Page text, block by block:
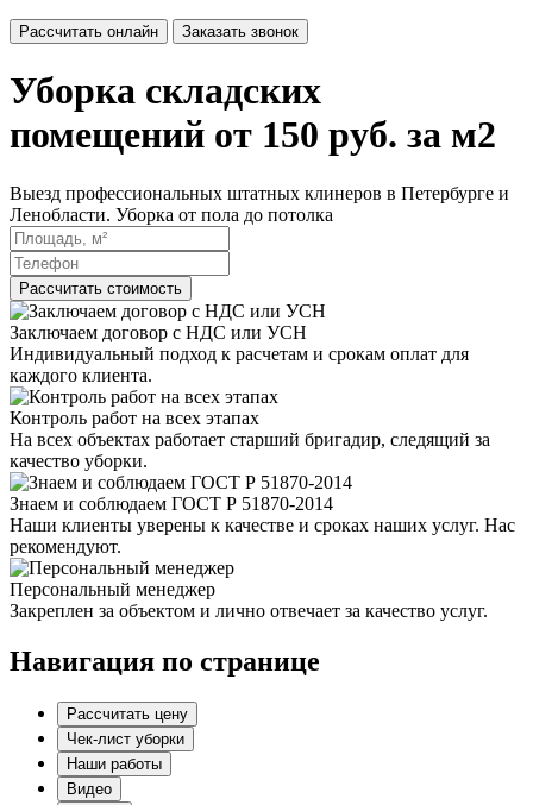
Рассчитать онлайн Заказать звонок
Уборка складских
помещений от 150 руб. за м2
Выезд профессиональных штатных клинеров в Петербурге и
Ленобласти. Уборка от пола до потолка
Рассчитать стоимость
Заключаем договор с НДС или УСН
Индивидуальный подход к расчетам и срокам оплат для
каждого клиента.
Контроль работ на всех этапах
На всех объектах работает старший бригадир, следящий за
качество уборки.
Знаем и соблюдаем ГОСТ Р 51870-2014
Наши клиенты уверены к качестве и сроках наших услуг. Нас
рекомендуют.
Персональный менеджер
Закреплен за объектом и лично отвечает за качество услуг.
Навигация по странице
Рассчитать цену
Чек-лист уборки
Наши работы
Видео